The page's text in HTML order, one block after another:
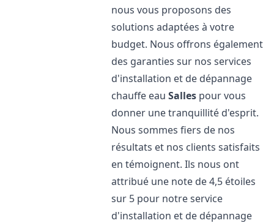
nous vous proposons des
solutions adaptées à votre
budget. Nous offrons également
des garanties sur nos services
d'installation et de dépannage
chauffe eauSalles pour vous
donner une tranquillité d'esprit.
Nous sommes fiers de nos
résultats et nos clients satisfaits
en témoignent. Ils nous ont
attribué une note de 4,5 étoiles
sur 5 pour notre service
d'installation et de dépannage